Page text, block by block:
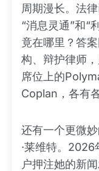
周期漫长。法
“消息灵通”和“
竟在哪里？答
构、辩护律师
席位上的
Coplan，各有
还有一个更微
·莱维特。
户押注她的新